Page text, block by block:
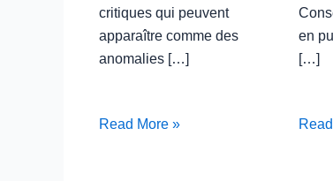
critiques qui peuvent
apparaître comme des
anomalies […]
Read More »
en
[…]